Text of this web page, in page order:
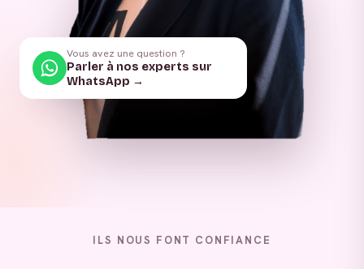
Vous avez une question ?
Parler à nos experts sur
WhatsApp →
ILS NOUS FONT CONFIANCE